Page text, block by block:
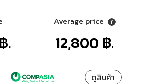
.
Average price
12,800 ฿.
ดูสินค้า